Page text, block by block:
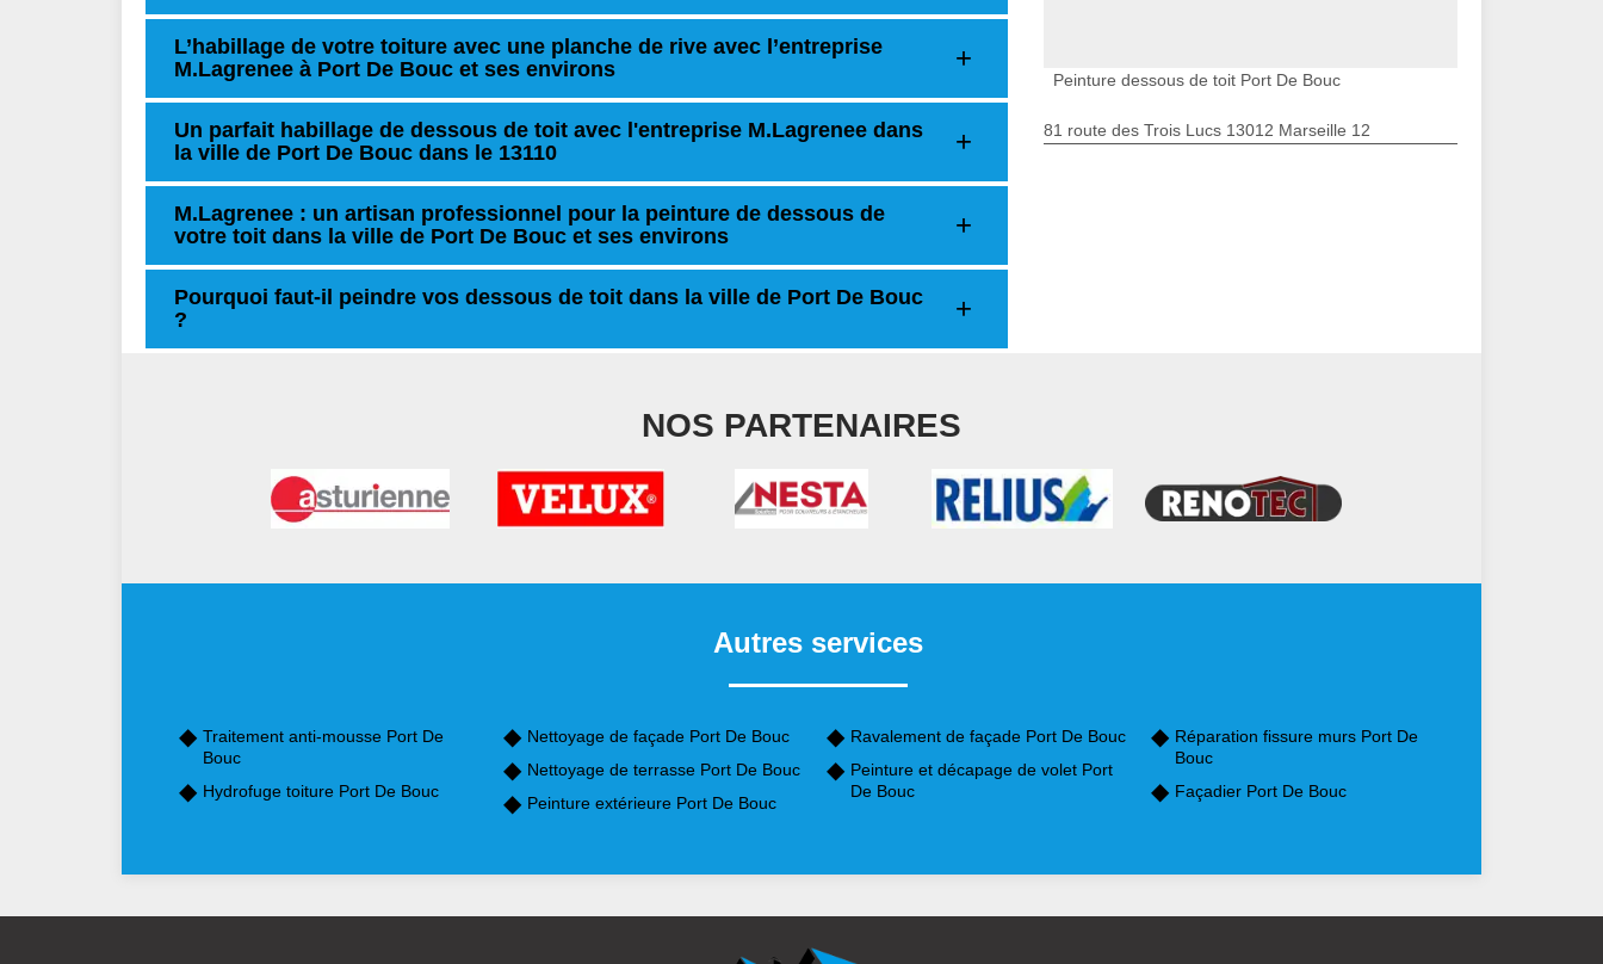
L’habillage de votre toiture avec une planche de rive avec l’entreprise
M.Lagrenee à Port De Bouc et ses environs
Un parfait habillage de dessous de toit avec l'entreprise M.Lagrenee dans
la ville de Port De Bouc dans le 13110
M.Lagrenee : un artisan professionnel pour la peinture de dessous de
votre toit dans la ville de Port De Bouc et ses environs
Pourquoi faut-il peindre vos dessous de toit dans la ville de Port De Bouc
?
Peinture dessous de toit Port De Bouc
81 route des Trois Lucs 13012 Marseille 12
NOS PARTENAIRES
Autres services
Traitement anti-mousse Port De
Bouc
Hydrofuge toiture Port De Bouc
Nettoyage de façade Port De Bouc
Nettoyage de terrasse Port De Bouc
Peinture extérieure Port De Bouc
Ravalement de façade Port De Bouc
Peinture et décapage de volet Port
De Bouc
Réparation fissure murs Port De
Bouc
Façadier Port De Bouc